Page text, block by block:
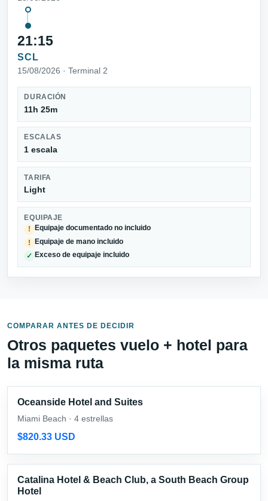
21:15
SCL
15/08/2026 · Terminal 2
DURACIÓN
11h 25m
ESCALAS
1 escala
TARIFA
Light
EQUIPAJE
!
Equipaje documentado no incluido
! Equipaje de mano incluido
✓ Exceso de equipaje incluido
COMPARAR ANTES DE DECIDIR
Otros paquetes vuelo + hotel para
la misma ruta
Oceanside Hotel and Suites
Miami Beach · 4 estrellas
$820.33 USD
Catalina Hotel & Beach Club, a South Beach Group
Hotel